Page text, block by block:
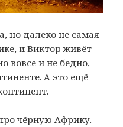
но далеко не самая
и Виктор живёт
вовсе и не бедно,
А это ещё
чёрную Африку.